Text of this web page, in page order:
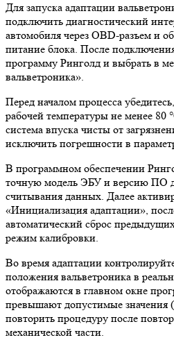
Для запуска адаптации
подключить диагностический
автомобиля через OBD-разъем и
питание блока. После
программу Ринголд и выбрать в
вальветроника».
Перед началом процесса
рабочей температуры не менее 80
система впуска чисты от
исключить погрешности в
В программном обеспечении
точную модель ЭБУ и версию ПО
считывания данных. Далее
«Инициализация адаптации»,
автоматический сброс
режим калибровки.
Во время адаптации
положения вальветроника в
отображаются в главном окне
превышают допустимые значения
повторить процедуру после
механической части.